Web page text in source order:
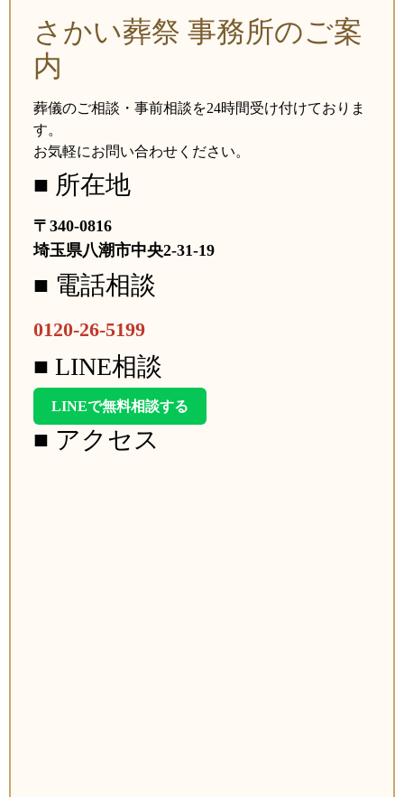
さかい葬祭 事務所のご案
内
葬儀のご相談・事前相談を24時間受け付けておりま
す。
お気軽にお問い合わせください。
■ 所在地
〒340-0816
埼玉県八潮市中央2-31-19
■ 電話相談
0120-26-5199
■ LINE相談
LINEで無料相談する
■ アクセス